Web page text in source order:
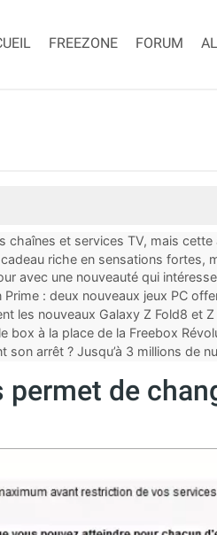
FREEZONE FORUM
chaînes et services TV, mais cette
riche en sensations fortes,
avec une nouveauté qui
: deux nouveaux jeux PC
les nouveaux Galaxy Z Fold8 et
box à la place de la Freebox
son arrêt ? Jusqu’à 3 millions de
permet de